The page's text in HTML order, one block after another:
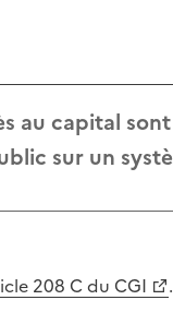
au capital
sur un
208 C du CGI
.